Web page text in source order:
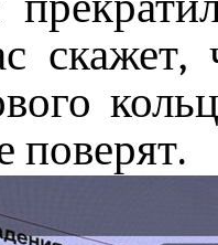
поверят.